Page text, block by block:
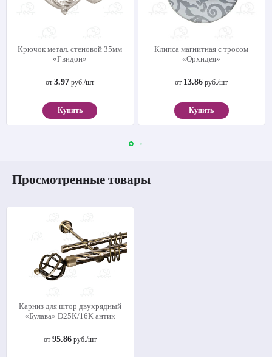
Крючок метал. стеновой 35мм
«Гвидон»
от3.97 руб./шт
Купить
Клипса магнитная с тросом
«Орхидея»
от 13.86 руб./шт
Купить
Просмотренные товары
Карниз для штор двухрядный
«Булава» D25К/16К антик
от 95.86руб./шт